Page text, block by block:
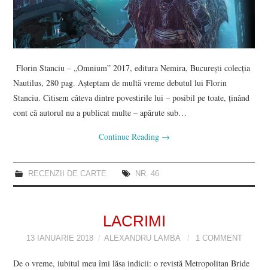
Florin Stanciu – „Omnium” 2017, editura Nemira, București colecția
Nautilus, 280 pag. Așteptam de multă vreme debutul lui Florin
Stanciu. Citisem câteva dintre povestirile lui – posibil pe toate, ținând
cont că autorul nu a publicat multe – apărute sub…
Continue Reading →
RECENZII DE CARTE NR. 46
LACRIMI
13 IANUARIE 2018 ALEXANDRU LAMBA 1 COMMENT
De o vreme, iubitul meu îmi lăsa indicii: o revistă Metropolitan Bride